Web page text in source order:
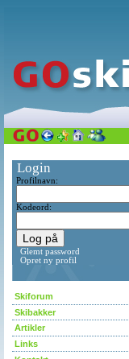
Login
Profilnavn:
Kodeord:
Glemt password
Opret ny profil
Skiforum
Skibakker
Artikler
Links